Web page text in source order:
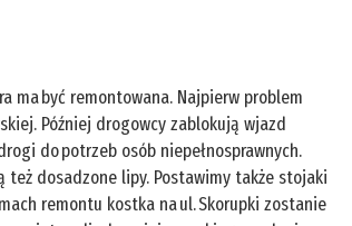
ma być remontowana. Najpierw problem
Później drogowcy zablokują wjazd
do potrzeb osób niepełnosprawnych.
też dosadzone lipy. Postawimy także stojaki
remontu kostka na ul. Skorupki zostanie